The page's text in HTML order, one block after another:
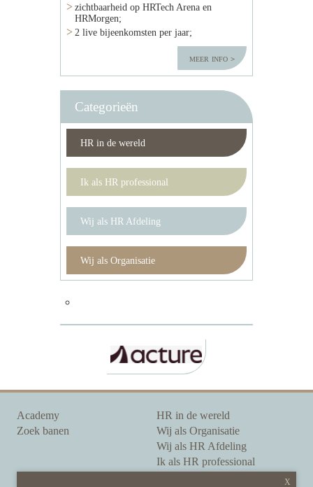
zichtbaarheid op HRTech Arena en
HRMorgen;
2 live bijeenkomsten per jaar;
meer info
Categorieën
HR in de wereld
Ik als HR professional
Wij als HR Afdeling
Wij als Organisatie
Academy
Zoek banen
HR in de wereld
Wij als Organisatie
Wij als HR Afdeling
Ik als HR professional